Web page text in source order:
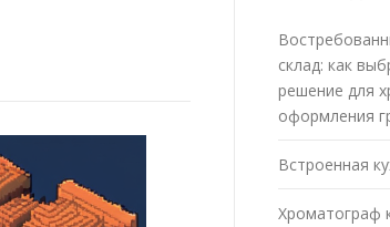
склад: как
решение для
оформления
Встроенная
Хроматограф